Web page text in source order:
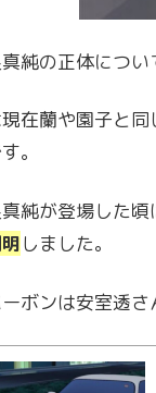
純の正体につ
在蘭や園子と
。
純が登場した頃
しました。
ボンは安室透さ